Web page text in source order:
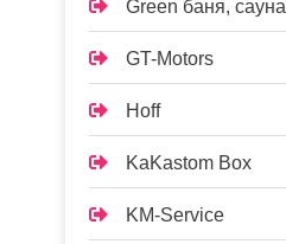
Green баня, сауна
GT-Motors
Hoff
KaKastom Box
KM-Service